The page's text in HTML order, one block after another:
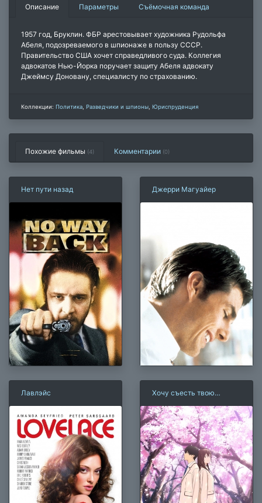
Описание Параметры Съёмочная команда
1957 год, Бруклин. ФБР арестовывает художника Рудольфа
Абеля, подозреваемого в шпионаже в пользу СССР.
Правительство США хочет справедливого суда. Коллегия
адвокатов Нью-Йорка поручает защиту Абеля адвокату
Джеймсу Доновану, специалисту по страхованию.
Коллекции: Политика Разведчики и шпионы Юриспруденция
Похожие фильмы (4) Комментарии (0)
Нет пути назад Джерри Магуайер
Лавлэйс
Хочу съесть твою